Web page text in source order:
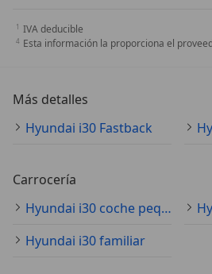
IVA deducible
Esta información la proporciona el
Más detalles
Hyundai i30 Fastback
Carrocería
Hyundai i30 coche pequeño
Hyundai i30 familiar